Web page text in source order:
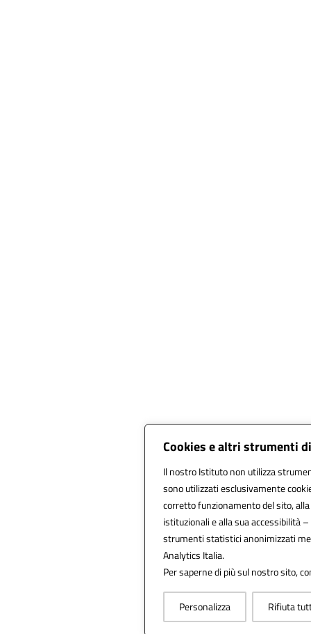
Cookies e altri strumenti
Il nostro Istituto non utilizza
sono utilizzati esclusivamente
corretto funzionamento del sito,
istituzionali e alla sua accessibilità
strumenti statistici anonimizzati
Analytics Italia.
Per saperne di più sul nostro sito,
Personalizza Rifiuta